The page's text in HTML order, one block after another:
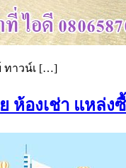
ทาวน์เ […]
ห้องเช่า แหล่ง